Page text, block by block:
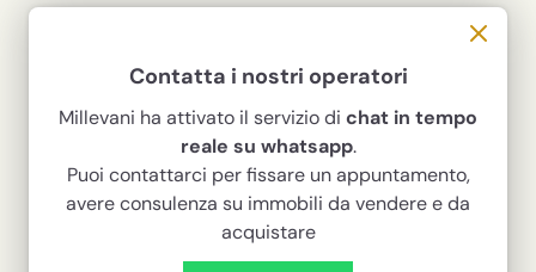
1.650.000 €
tipologia contratto
Vendita
superficie casa
580 m²
superficie terreno
15.000 m²
Contatta i nostri operatori
Millevani ha attivato il servizio di chat in tempo
reale su whatsapp.
Puoi contattarci per fissare un appuntamento,
avere consulenza su immobili da vendere e da
acquistare